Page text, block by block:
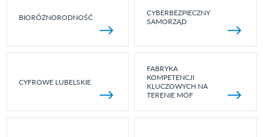
BIORÓŻNORODNOŚĆ
CYBERBEZPIECZNY
SAMORZĄD
CYFROWE LUBELSKIE
FABRYKA
KOMPETENCJI
KLUCZOWYCH NA
TERENIE MOF